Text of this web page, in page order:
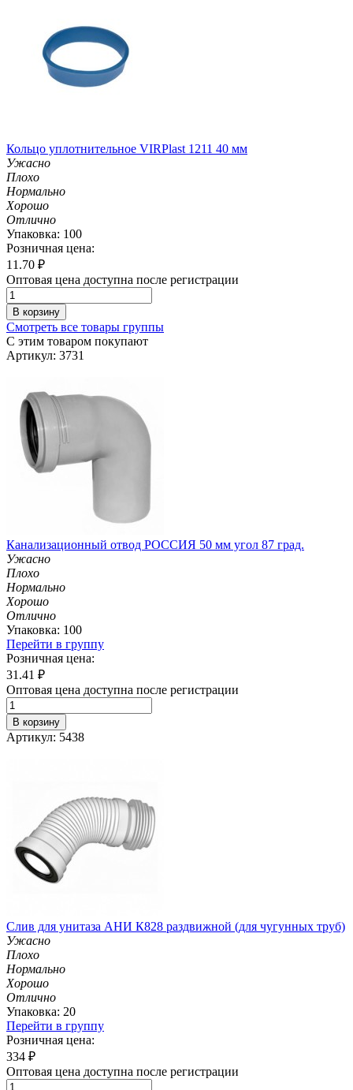
Кольцо уплотнительное VIRPlast 1211 40 мм
Ужасно
Плохо
Нормально
Хорошо
Отлично
Упаковка: 100
Розничная цена:
11.70 ₽
Оптовая цена доступна после регистрации
В корзину
Смотреть все товары группы
С этим товаром покупают
Артикул: 3731
Канализационный отвод РОССИЯ 50 мм угол 87 град.
Ужасно
Плохо
Нормально
Хорошо
Отлично
Упаковка: 100
Перейти в группу
Розничная цена:
31.41 ₽
Оптовая цена доступна после регистрации
В корзину
Артикул: 5438
Слив для унитаза АНИ К828 раздвижной (для чугунных труб)
Ужасно
Плохо
Нормально
Хорошо
Отлично
Упаковка: 20
Перейти в группу
Розничная цена:
334 ₽
Оптовая цена доступна после регистрации